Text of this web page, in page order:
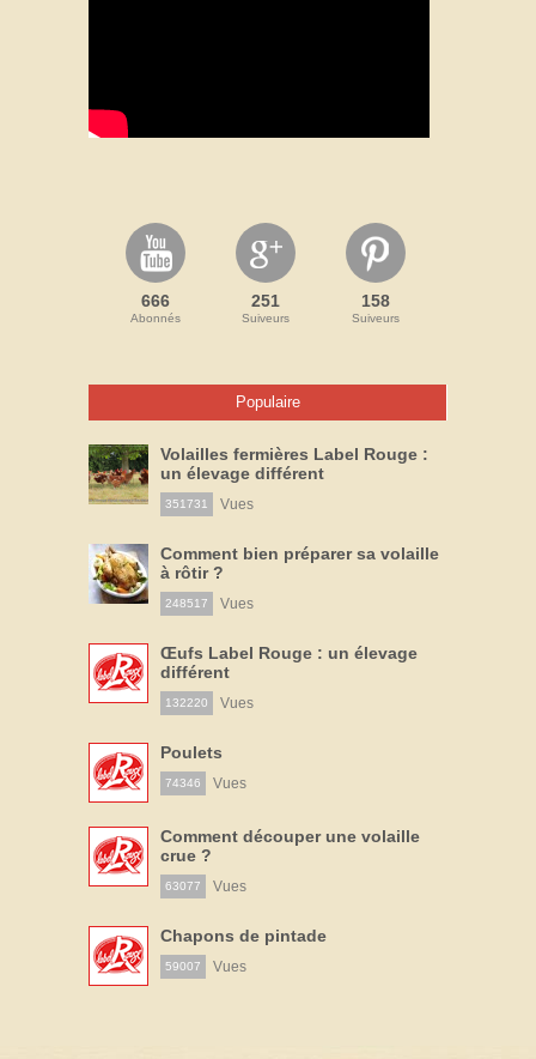
666
Abonnés
251
Suiveurs
158
Suiveurs
Populaire
Volailles fermières Label Rouge :
un élevage différent
351731 Vues
Comment bien préparer sa volaille
à rôtir ?
248517 Vues
Œufs Label Rouge : un élevage
différent
132220 Vues
Poulets
74346 Vues
Comment découper une volaille
crue ?
63077 Vues
Chapons de pintade
59007 Vues